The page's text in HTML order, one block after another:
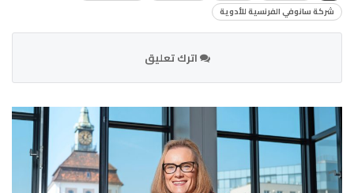
شركة سانوفي الفرنسية للأدوية
اترك تعليق